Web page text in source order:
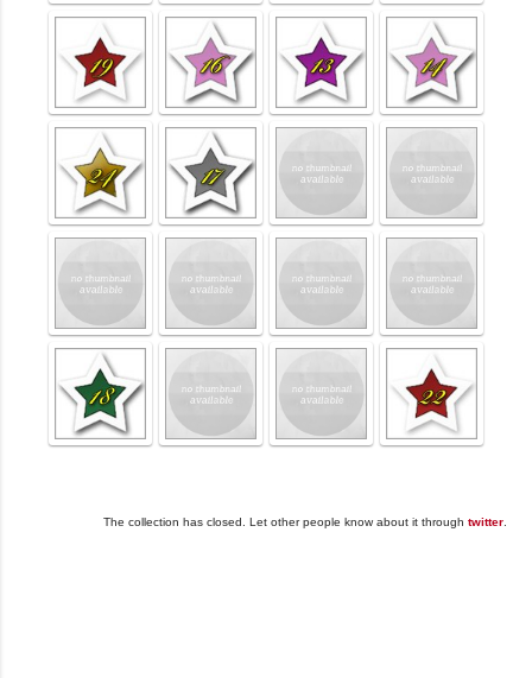
The collection has closed. Let other people know about it through twitter